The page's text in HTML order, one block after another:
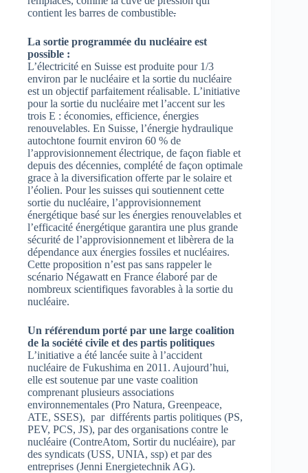
contient les barres de combustible.
La sortie programmée du nucléaire est
possible :
L’électricité en Suisse est produite pour 1/3
environ par le nucléaire et la sortie du nucléaire
est un objectif parfaitement réalisable. L’initiative
pour la sortie du nucléaire met l’accent sur les
trois E : économies, efficience, énergies
renouvelables. En Suisse, l’énergie hydraulique
autochtone fournit environ 60 % de
l’approvisionnement électrique, de façon fiable et
depuis des décennies, complété de façon optimale
grace à la diversification offerte par le solaire et
l’éolien. Pour les suisses qui soutiennent cette
sortie du nucléaire, l’approvisionnement
énergétique basé sur les énergies renouvelables et
l’efficacité énergétique garantira une plus grande
sécurité de l’approvisionnement et libèrera de la
dépendance aux énergies fossiles et nucléaires.
Cette proposition n’est pas sans rappeler le
scénario Négawatt en France élaboré par de
nombreux scientifiques favorables à la sortie du
nucléaire.
Un référendum porté par une large coalition
de la société civile et des partis politiques
L’initiative a été lancée suite à l’accident
nucléaire de Fukushima en 2011. Aujourd’hui,
elle est soutenue par une vaste coalition
comprenant plusieurs associations
environnementales (Pro Natura, Greenpeace,
ATE, SSES), par différents partis politiques (PS,
PEV, PCS, JS), par des organisations contre le
nucléaire (ContreAtom, Sortir du nucléaire), par
des syndicats (USS, UNIA, ssp) et par des
entreprises (Jenni Energietechnik AG).